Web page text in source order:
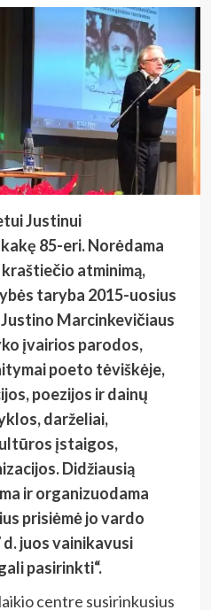
Justinui
85-eri. Norėdama
atminimą,
taryba 2015-uosius
Marcinkevičiaus
įvairios parodos,
poeto tėviškėje,
poezijos ir dainų
darželiai,
įstaigos,
Didžiausią
ir organizuodama
prisiėmė jo vardo
juos vainikavusi
pasirinkti“.
centre susirinkusius